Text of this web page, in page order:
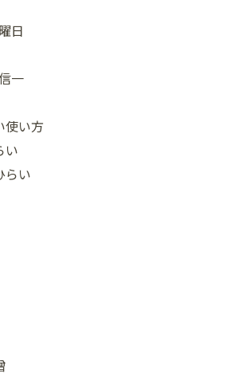
日
一
使い方
い
らい